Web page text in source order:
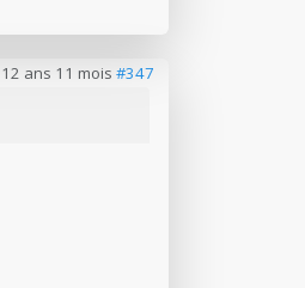
ans 11 mois #347